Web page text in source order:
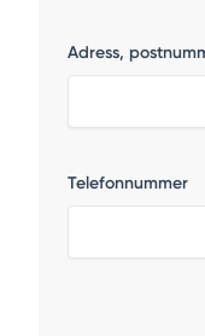
Adress,
Telefonnummer